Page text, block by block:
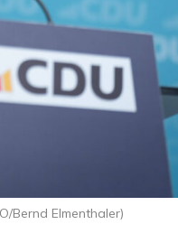
Bernd Elmenthaler)